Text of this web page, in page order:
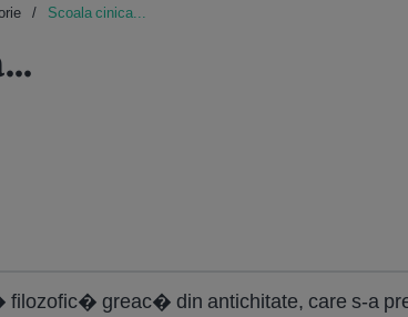
Scoala cinica...
greac� din antichitate, care s-a